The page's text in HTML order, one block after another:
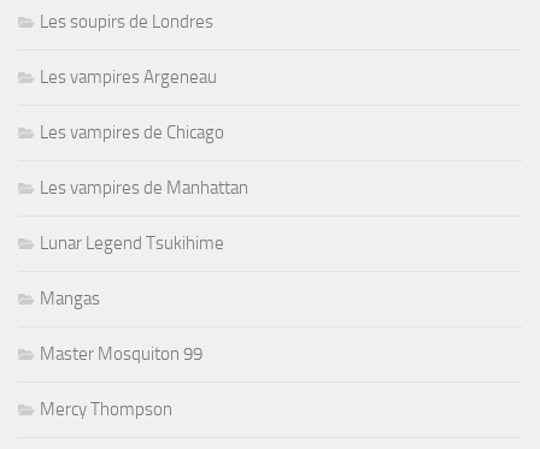
Les soupirs de Londres
Les vampires Argeneau
Les vampires de Chicago
Les vampires de Manhattan
Lunar Legend Tsukihime
Mangas
Master Mosquiton 99
Mercy Thompson